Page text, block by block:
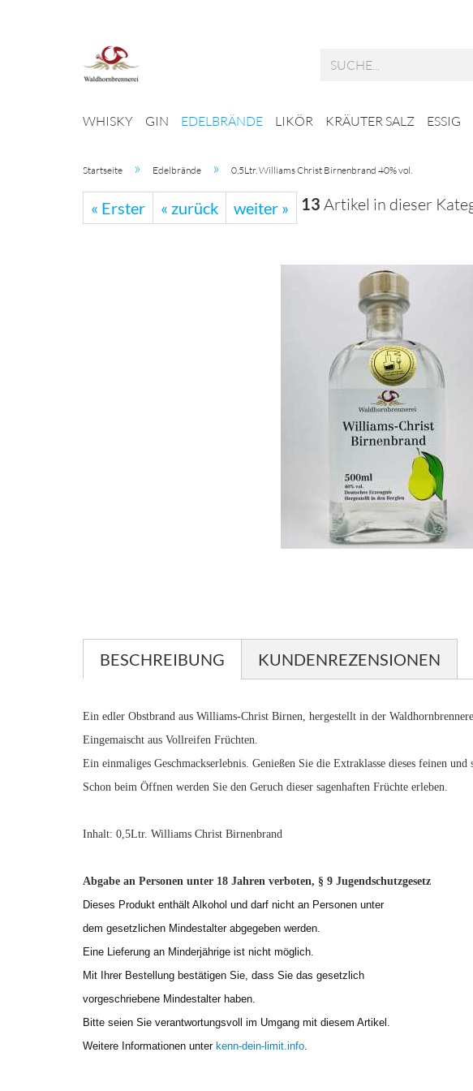
WHISKY GIN EDELBRÄNDE LIKÖR KRÄUTER SALZ ESSIG
Startseite » Edelbrände » 0,5Ltr. Williams Christ Birnenbrand 40% vol.
« Erster « zurück weiter » 13 Artikel in dieser
BESCHREIBUNG KUNDENREZENSIONEN
Ein edler Obstbrand aus Williams-Christ Birnen, hergestellt in der
Eingemaischt aus Vollreifen Früchten.
Ein einmaliges Geschmackserlebnis. Genießen Sie die Extraklasse dieses feinen und
Schon beim Öffnen werden Sie den Geruch dieser sagenhaften Früchte erleben.
Inhalt: 0,5Ltr. Williams Christ Birnenbrand
Abgabe an Personen unter 18 Jahren verboten, § 9 Jugendschutzgesetz
Dieses Produkt enthält Alkohol und darf nicht an Personen unter
dem gesetzlichen Mindestalter abgegeben werden.
Eine Lieferung an Minderjährige ist nicht möglich.
Mit Ihrer Bestellung bestätigen Sie, dass Sie das gesetzlich
vorgeschriebene Mindestalter haben.
Bitte seien Sie verantwortungsvoll im Umgang mit diesem Artikel.
Weitere Informationen unter kenn-dein-limit.info.